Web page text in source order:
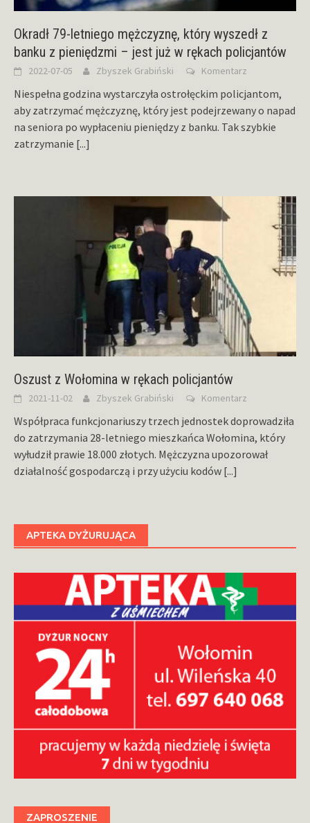
Okradł 79-letniego mężczyznę, który wyszedł z
banku z pieniędzmi – jest już w rękach policjantów
2022-07-05 Zbyszek Grabiński Komentarz
Niespełna godzina wystarczyła ostrołęckim policjantom,
aby zatrzymać mężczyznę, który jest podejrzewany o napad
na seniora po wypłaceniu pieniędzy z banku. Tak szybkie
zatrzymanie [...]
Oszust z Wołomina w rękach policjantów
2021-11-02 Zbyszek Grabiński Komentarz
Współpraca funkcjonariuszy trzech jednostek doprowadziła
do zatrzymania 28-letniego mieszkańca Wołomina, który
wyłudził prawie 18.000 złotych. Mężczyzna upozorował
działalność gospodarczą i przy użyciu kodów [...]
APTEKA DYŻURUJĄCA
ZAPROSZENIE